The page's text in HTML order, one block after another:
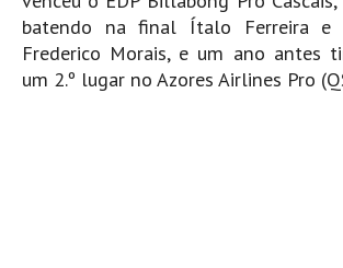
batendo na final Ítalo Ferreira e
Frederico Morais, e um ano antes
um 2.º lugar no Azores Airlines Pro